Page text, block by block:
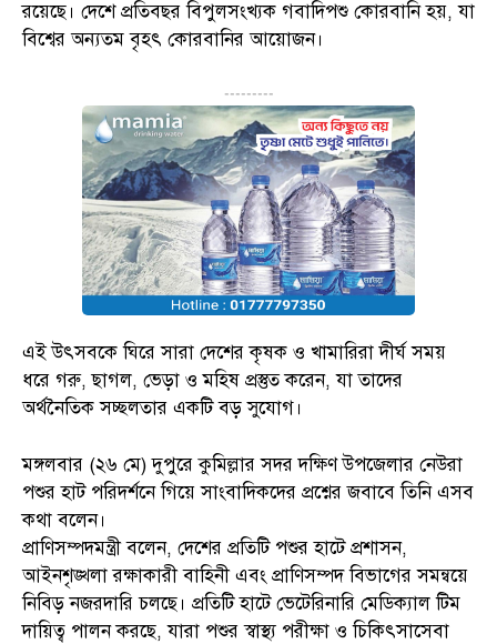
রয়েছে। দেশে প্রতিবছর বিপুলসংখ্যক গবাদিপশু কোরবানি হয়, যা
বিশ্বের অন্যতম বৃহৎ কোরবানির আয়োজন।
---------
এই উৎসবকে ঘিরে সারা দেশের কৃষক ও খামারিরা দীর্ঘ সময়
ধরে গরু, ছাগল, ভেড়া ও মহিষ প্রস্তুত করেন, যা তাদের
অর্থনৈতিক সচ্ছলতার একটি বড় সুযোগ।
মঙ্গলবার (২৬ মে) দুপুরে কুমিল্লার সদর দক্ষিণ উপজেলার নেউরা
পশুর হাট পরিদর্শনে গিয়ে সাংবাদিকদের প্রশ্নের জবাবে তিনি এসব
কথা বলেন।
প্রাণিসম্পদমন্ত্রী বলেন, দেশের প্রতিটি পশুর হাটে প্রশাসন,
আইনশৃঙ্খলা রক্ষাকারী বাহিনী এবং প্রাণিসম্পদ বিভাগের সমন্বয়ে
নিবিড় নজরদারি চলছে। প্রতিটি হাটে ভেটেরিনারি মেডিক্যাল টিম
দায়িত্ব পালন করছে, যারা পশুর স্বাস্থ্য পরীক্ষা ও চিকিৎসাসেবা